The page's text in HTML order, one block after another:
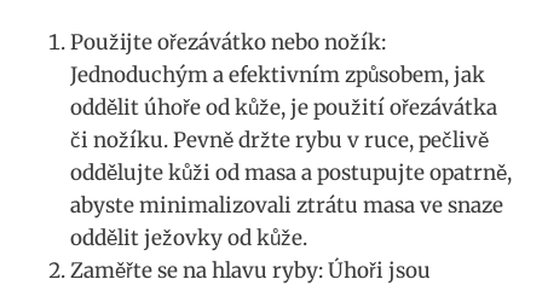
Použijte ořezávátko nebo nožík:
Jednoduchým a efektivním způsobem, jak
oddělit úhoře od kůže, je použití ořezávátka
či nožíku. Pevně držte rybu v ruce, pečlivě
oddělujte kůži od masa a postupujte opatrně,
abyste minimalizovali ztrátu masa ve snaze
oddělit ježovky od kůže.
Zaměřte se na hlavu ryby: Úhoři jsou